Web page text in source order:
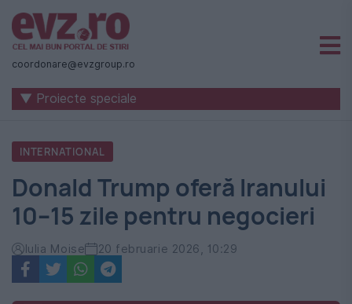
Știri
naționale
internaționale
România
-
Evenimentul
Zilei
coordonare@evzgroup.ro
▼ Proiecte speciale
INTERNATIONAL
Donald Trump oferă Iranului
10–15 zile pentru negocieri
Iulia Moise 20 februarie 2026, 10:29